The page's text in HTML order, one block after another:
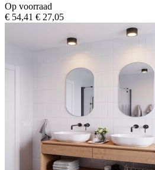
Op voorraad
€ 54,41 € 27,05